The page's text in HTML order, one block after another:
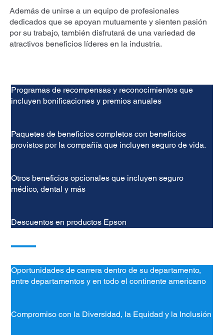
Además de unirse a un equipo de profesionales
dedicados que se apoyan mutuamente y sienten pasión
por su trabajo, también disfrutará de una variedad de
atractivos beneficios líderes en la industria.
Programas de recompensas y reconocimientos que
incluyen bonificaciones y premios anuales
Paquetes de beneficios completos con beneficios
provistos por la compañía que incluyen seguro de vida.
Otros beneficios opcionales que incluyen seguro
médico, dental y más
Descuentos en productos Epson
Oportunidades de carrera dentro de su departamento,
entre departamentos y en todo el continente americano
Compromiso con la Diversidad, la Equidad y la Inclusión